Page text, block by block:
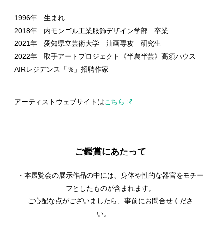
1996年 生まれ
2018年 内モンゴル工業服飾デザイン学部 卒業
2021年 愛知県立芸術大学 油画専攻 研究生
2022年 取手アートプロジェクト《半農半芸》高須ハウス
AIRレジデンス「％」招聘作家
アーティストウェブサイトはこちら
ご鑑賞にあたって
・本展覧会の展示作品の中には、身体や性的な器官をモチー
フとしたものが含まれます。
ご心配な点がございましたら、事前にお問合せくださ
い。